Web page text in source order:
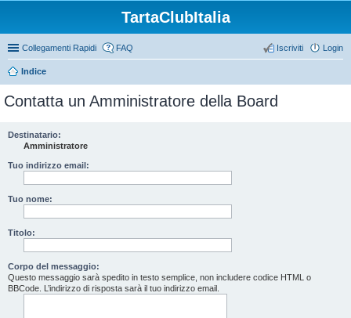
TartaClubItalia
Collegamenti Rapidi FAQ Login
Iscriviti
Indice
Contatta un Amministratore della Board
Destinatario:
Amministratore
Tuo indirizzo email:
Tuo nome:
Titolo:
Corpo del messaggio:
Questo messaggio sarà spedito in testo semplice, non includere codice HTML o
BBCode. L’indirizzo di risposta sarà il tuo indirizzo email.